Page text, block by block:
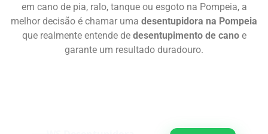
em cano de pia, ralo, tanque ou esgoto na Pompeia, a
melhor decisão é chamar uma desentupidora na Pompeia
que realmente entende de desentupimento de canoe
garante um resultado duradouro.